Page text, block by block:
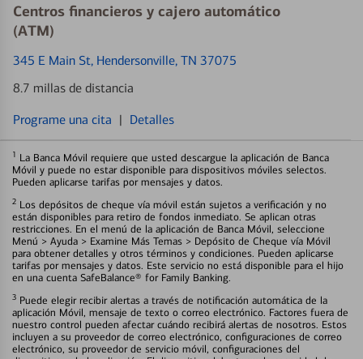
Centros financieros y cajero automático
(ATM)
345 E Main St, Hendersonville, TN 37075
8.7 millas de distancia
Programe una cita | Detalles
1 La Banca Móvil requiere que usted descargue la aplicación de Banca
Móvil y puede no estar disponible para dispositivos móviles selectos.
Pueden aplicarse tarifas por mensajes y datos.
2 Los depósitos de cheque vía móvil están sujetos a verificación y no
están disponibles para retiro de fondos inmediato. Se aplican otras
restricciones. En el menú de la aplicación de Banca Móvil, seleccione
Menú > Ayuda > Examine Más Temas > Depósito de Cheque vía Móvil
para obtener detalles y otros términos y condiciones. Pueden aplicarse
tarifas por mensajes y datos. Este servicio no está disponible para el hijo
en una cuenta SafeBalance® for Family Banking.
3 Puede elegir recibir alertas a través de notificación automática de la
aplicación Móvil, mensaje de texto o correo electrónico. Factores fuera de
nuestro control pueden afectar cuándo recibirá alertas de nosotros. Estos
incluyen a su proveedor de correo electrónico, configuraciones de correo
electrónico, su proveedor de servicio móvil, configuraciones del